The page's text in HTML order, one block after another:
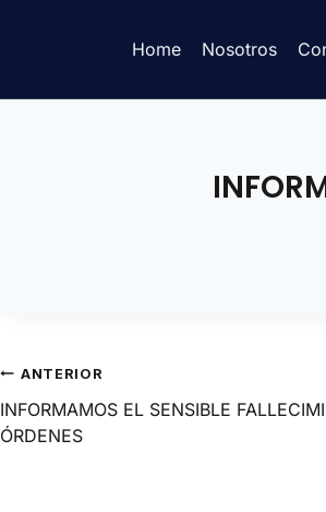
Home Nosotros
ANTERIOR
INFORMAMOS EL SENSIBLE
ÓRDENES